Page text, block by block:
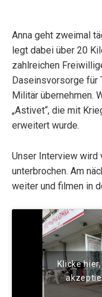
Anna geht zweimal
legt dabei über 20
zahlreichen
Daseinsvorsorge für
Militär übernehmen.
„Astivet“, die mit
erweitert wurde.
Unser Interview wird
unterbrochen. Am
weiter und filmen in
Klicke